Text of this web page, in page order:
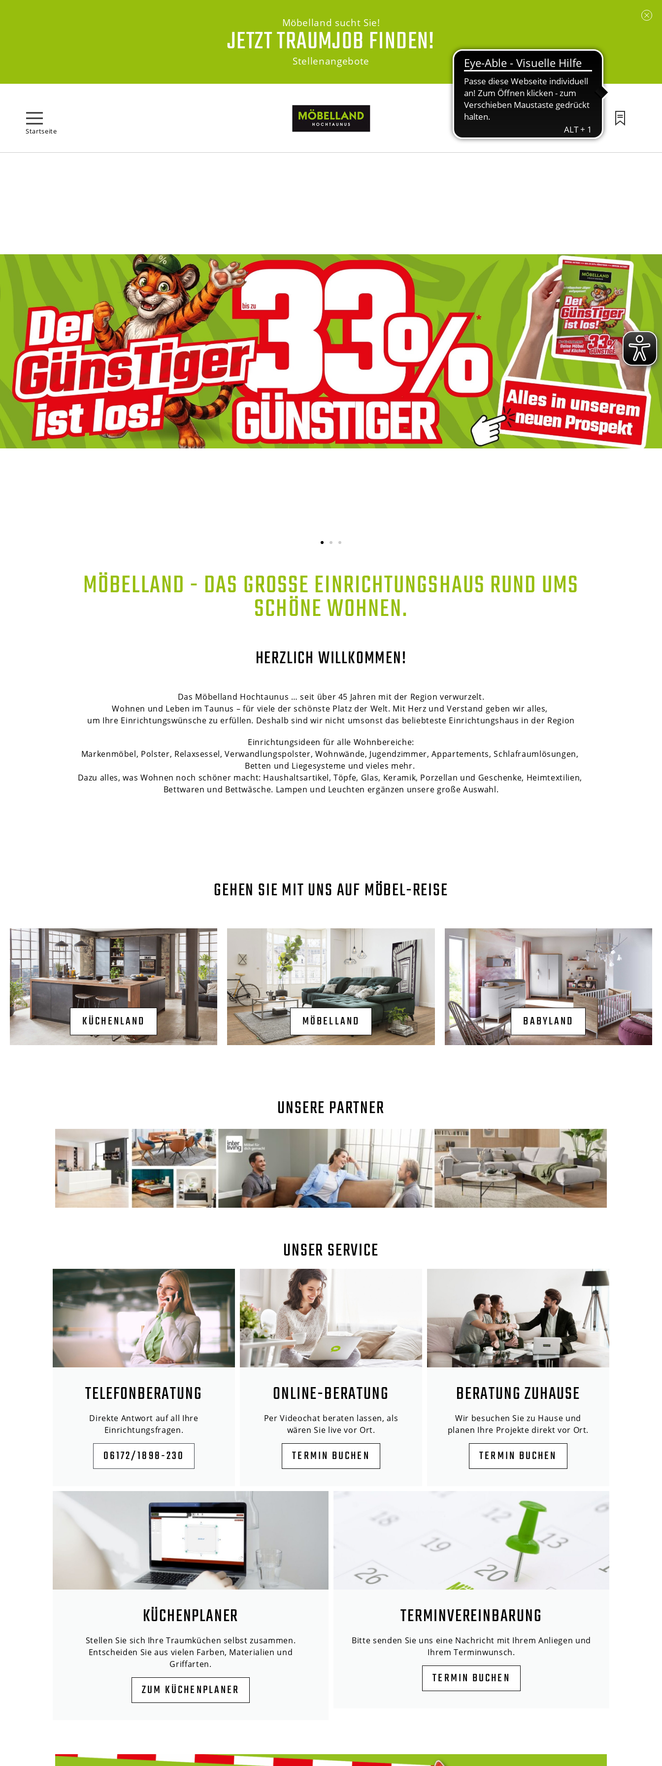
Möbelland sucht Sie!
JETZT TRAUMJOB FINDEN!
Stellenangebote
Startseite
MÖBELLAND - DAS GROSSE EINRICHTUNGSHAUS RUND UMS S
CHÖNE WOHNEN.
HERZLICH WILLKOMMEN!
Das Möbelland Hochtaunus … seit über 45 Jahren mit der Region verwurzelt.
Wohnen und Leben im Taunus – für viele der schönste Platz der Welt. Mit Herz und Verstand geben wir alles,
um Ihre Einrichtungswünsche zu erfüllen. Deshalb sind wir nicht umsonst das beliebteste Einrichtungshaus in der Region
Einrichtungsideen für alle Wohnbereiche:
Markenmöbel, Polster, Relaxsessel, Verwandlungspolster, Wohnwände, Jugendzimmer, Appartements, Schlafraumlösungen,
Betten und Liegesysteme und vieles mehr.
Dazu alles, was Wohnen noch schöner macht: Haushaltsartikel, Töpfe, Glas, Keramik, Porzellan und Geschenke, Heimtextilien,
Bettwaren und Bettwäsche. Lampen und Leuchten ergänzen unsere große Auswahl.
GEHEN SIE MIT UNS AUF MÖBEL-REISE
KÜCHENLAND MÖBELLAND BABYLAND
UNSERE PARTNER
UNSER SERVICE
TELEFONBERATUNG
Direkte Antwort auf all Ihre
Einrichtungsfragen.
06172/1898-230
ONLINE-BERATUNG
Per Videochat beraten lassen, als
wären Sie live vor Ort.
TERMIN BUCHEN
BERATUNG ZUHAUSE
Wir besuchen Sie zu Hause und
planen Ihre Projekte direkt vor Ort.
TERMIN BUCHEN
KÜCHENPLANER
Stellen Sie sich Ihre Traumküchen selbst zusammen.
Entscheiden Sie aus vielen Farben, Materialien und
Griffarten.
ZUM KÜCHENPLANER
TERMINVEREINBARUNG
Bitte senden Sie uns eine Nachricht mit Ihrem Anliegen und
Ihrem Terminwunsch.
TERMIN BUCHEN